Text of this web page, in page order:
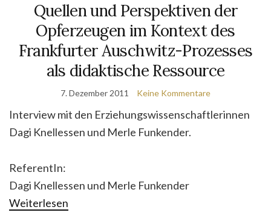
Quellen und Perspektiven der
Opferzeugen im Kontext des
Frankfurter Auschwitz-Prozesses
als didaktische Ressource
7. Dezember 2011 Keine Kommentare
Interview mit den Erziehungswissenschaftlerinnen
Dagi Knellessen und Merle Funkender.
ReferentIn:
Dagi Knellessen und Merle Funkender
Weiterlesen